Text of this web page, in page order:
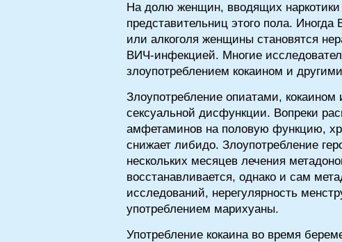
На долю женщин, вводящих
представительниц этого пола.
или алкоголя женщины становятся
ВИЧ-инфекцией. Многие
злоупотреблением кокаином и
Злоупотребление опиатами,
сексуальной дисфункции. Вопреки
амфетаминов на половую функцию,
снижает либидо. Злоупотребление
нескольких месяцев лечения
восстанавливается, однако и сам
исследований, нерегулярность
употреблением марихуаны.
Употребление кокаина во время